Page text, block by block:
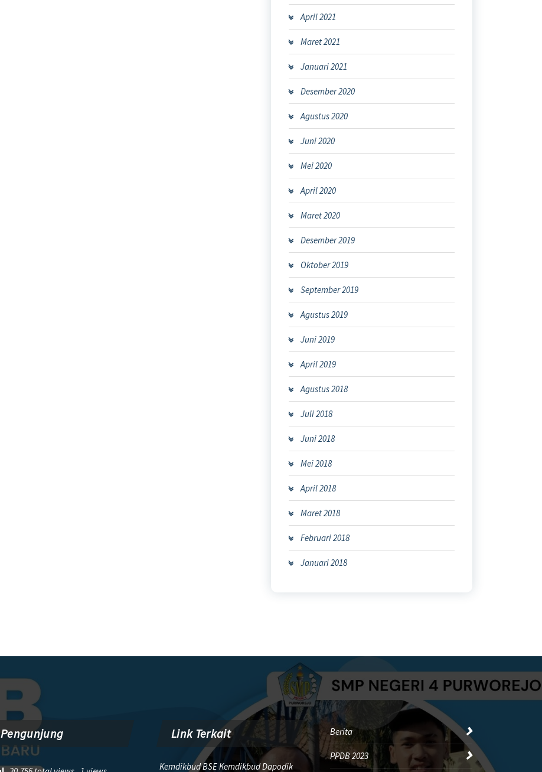
April 2021
Maret 2021
Januari 2021
Desember 2020
Agustus 2020
Juni 2020
Mei 2020
April 2020
Maret 2020
Desember 2019
Oktober 2019
September 2019
Agustus 2019
Juni 2019
April 2019
Agustus 2018
Juli 2018
Juni 2018
Mei 2018
April 2018
Maret 2018
Februari 2018
Januari 2018
Pengunjung Link Terkait
Kemdikbud BSE Kemdikbud Dapodik
Berita
PPDB 2023